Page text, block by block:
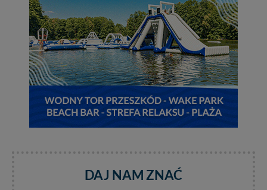
DAJ NAM ZNAĆ
serwisu w
Regulaminie Serwisu .
Administratorem Twoich danych jest: Agencja
Reklamowa Kreacja Monika Borkowska, z siedzibą ul.
Wiejska 17, 11-500 Giżycko. Możesz z nami
skontaktować się za pośrednictwem tejstrony.
W każdej chwili możesz: zażądać dostępu do swoich
danych, zażądać ich poprawienia lub usunięcia,
zabronić ich przetwarzania. Pamiętaj jednak, że nie
zrobić za Ciebie.